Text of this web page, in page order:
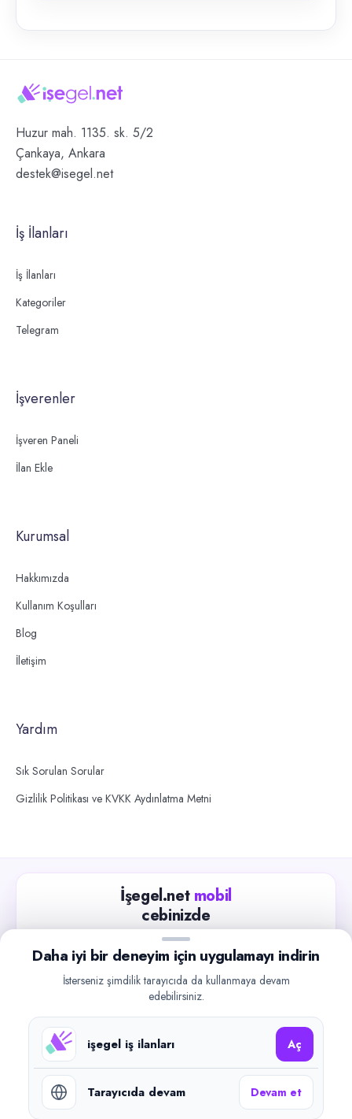
Huzur mah. 1135. sk. 5/2
Çankaya, Ankara
destek@isegel.net
İş İlanları
İş İlanları
Kategoriler
Telegram
İşverenler
İşveren Paneli
İlan Ekle
Kurumsal
Hakkımızda
Kullanım Koşulları
Blog
İletişim
Yardım
Sık Sorulan Sorular
Gizlilik Politikası ve KVKK Aydınlatma Metni
İşegel.net mobil
cebinizde
Güncel iş ilanlarını takip edin, işverenlerle hızlıca
iletişime geçin.
Google Play
©2026işegel.net. Tüm hakları saklıdır.
Daha iyi bir deneyim için uygulamayı indirin
İsterseniz şimdilik tarayıcıda da kullanmaya devam
edebilirsiniz.
işegel iş ilanları Aç
Tarayıcıda devam Devam et